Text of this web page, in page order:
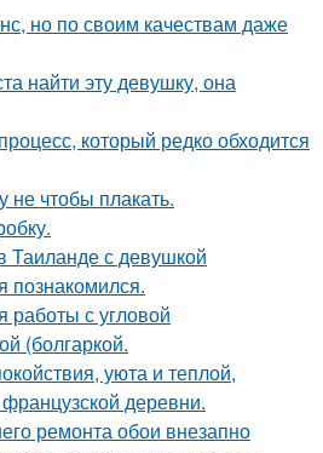
но по своим качествам даже
найти эту девушку, она
который редко обходится
не чтобы плакать.
Таиланде с девушкой
познакомился.
работы с угловой
(болгаркой.
уюта и теплой,
деревни.
ремонта обои внезапно